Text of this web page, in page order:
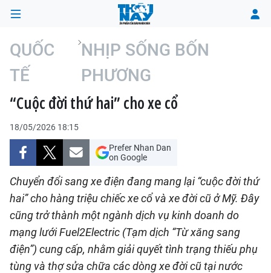
TRANG CHỦ
THỜI SỰ
CHÍNH TRỊ
XÃ HỘI
KINH TẾ
ĐÔ THỊ
VĂN HÓA - VĂN NGHỆ
QUỐC
TẾ
NHỊP SỐNG BỐN
PHƯƠNG
“Cuộc đời thứ hai” cho xe cổ
18/05/2026 18:15
Prefer Nhan Dan
on Google
Chuyển đổi sang xe điện đang mang lại “cuộc đời thứ
hai” cho hàng triệu chiếc xe cổ và xe đời cũ ở Mỹ. Đây
cũng trở thành một ngành dịch vụ kinh doanh do
mạng lưới Fuel2Electric (Tạm dịch “Từ xăng sang
điện”) cung cấp, nhằm giải quyết tình trạng thiếu phụ
tùng và thợ sửa chữa các dòng xe đời cũ tại nước